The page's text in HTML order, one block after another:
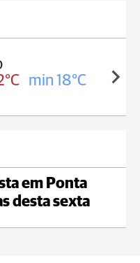
min 18°C
em Ponta
desta sexta